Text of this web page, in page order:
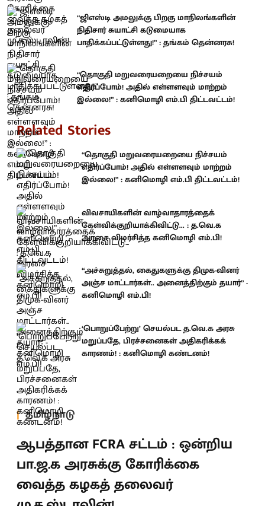
“ஜிஎஸ்டி அமலுக்கு பிறகு மாநிலங்களின்
நிதிசார் சுயாட்சி கடுமையாக
பாதிக்கப்பட்டுள்ளது!” : தங்கம் தென்னரசு!
“தொகுதி மறுவரையறையை நிச்சயம்
எதிர்ப்போம்! அதில் எள்ளளவும் மாற்றம்
இல்லை!” : கனிமொழி எம்.பி திட்டவட்டம்!
Related Stories
“தொகுதி மறுவரையறையை நிச்சயம்
எதிர்ப்போம்! அதில் எள்ளளவும் மாற்றம்
இல்லை!” : கனிமொழி எம்.பி திட்டவட்டம்!
விவசாயிகளின் வாழ்வாதாரத்தைக்
கேள்விக்குறியாக்கிவிட்டு... : த.வெ.க
அரசை விமர்சித்த கனிமொழி எம்.பி!
“அச்சுறுத்தல், கைதுகளுக்கு திமுக-வினர்
அஞ்ச மாட்டார்கள்.. அனைத்திற்கும் தயார்” -
கனிமொழி எம்.பி!
‘பொறுப்பேற்று’ செயல்பட த.வெ.க அரசு
மறுப்பதே, பிரச்சனைகள் அதிகரிக்கக்
காரணம்! : கனிமொழி கண்டனம்!
தமிழ்நாடு
ஆபத்தான FCRA சட்டம் : ஒன்றிய
பா.ஜ.க அரசுக்கு கோரிக்கை
வைத்த கழகத் தலைவர்